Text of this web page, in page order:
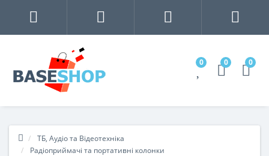
0 0 0
ТБ, Аудіо та Відеотехніка
Радіоприймачі та портативні колонки